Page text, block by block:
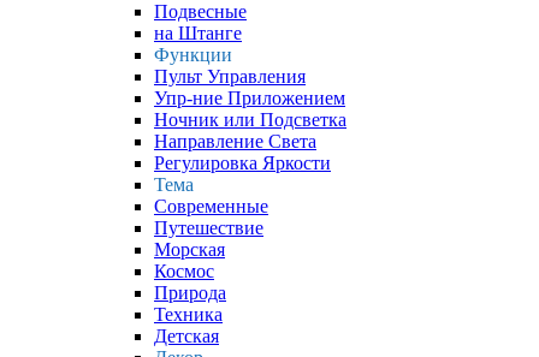
Подвесные
на Штанге
Функции
Пульт Управления
Упр-ние Приложением
Ночник или Подсветка
Направление Света
Регулировка Яркости
Тема
Современные
Путешествие
Морская
Космос
Природа
Техника
Детская